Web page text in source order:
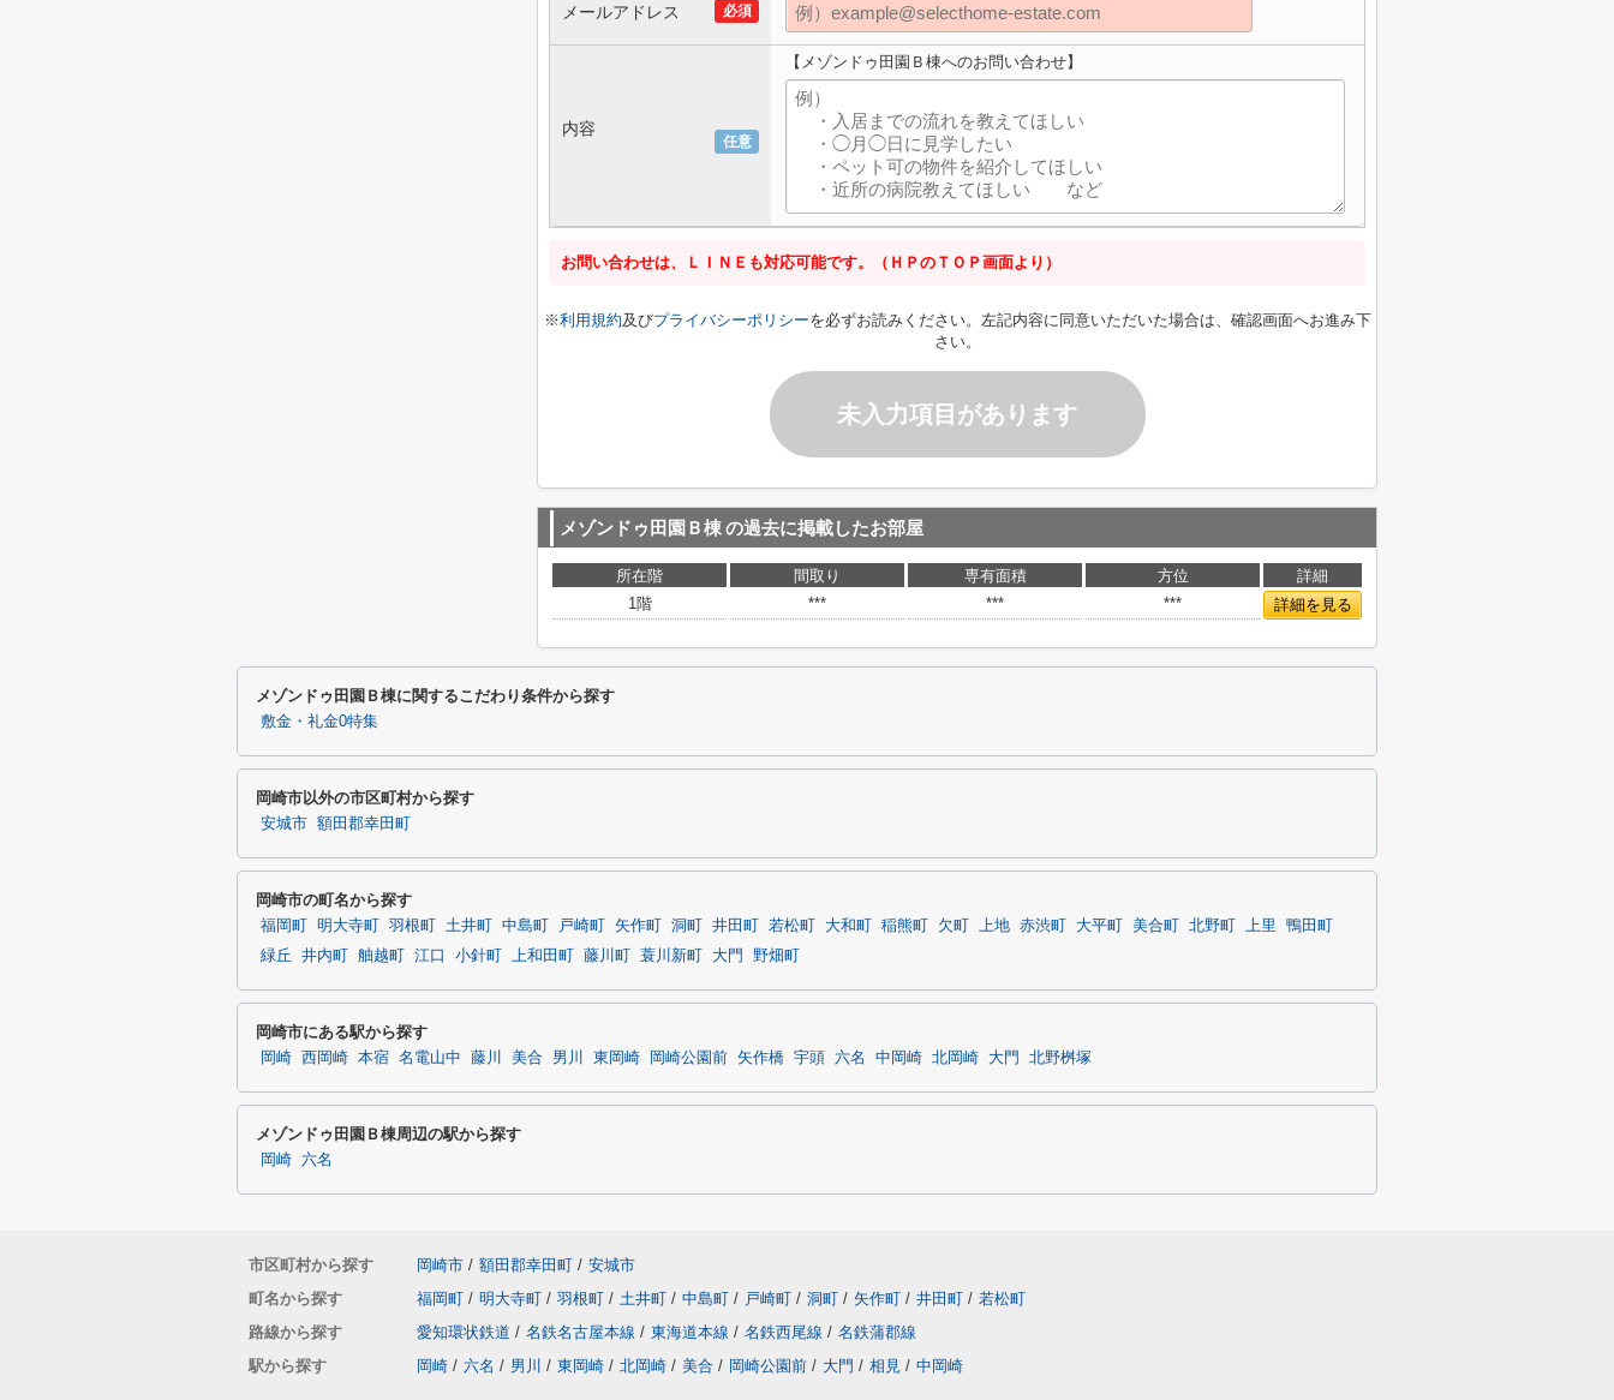
必須
メールアドレス
任意
内容
【メゾンドゥ田園Ｂ棟へのお問い合わせ】
お問い合わせは、ＬＩＮＥも対応可能です。（ＨＰのＴＯＰ画面より）
※利用規約及びプライバシーポリシーを必ずお読みください。左記内容に同意いただいた場合は、確認画面へお進み下
さい。
未入力項目があります
メゾンドゥ田園Ｂ棟の過去に掲載したお部屋
所在階 間取り 専有面積 方位
詳細
1階
*** *** *** 詳細を見る
メゾンドゥ田園Ｂ棟に関するこだわり条件から探す
敷金・礼金0特集
岡崎市以外の市区町村から探す
安城市 額田郡幸田町
岡崎市の町名から探す
福岡町 明大寺町 羽根町 土井町 中島町 戸崎町 矢作町 洞町 井田町 若松町 大和町 稲熊町 欠町 上地 赤渋町 大平町 美合町 北野町 上里
鴨田町
緑丘
井内町 舳越町 江口 小針町 上和田町 藤川町 蓑川新町 大門 野畑町
岡崎市にある駅から探す
岡崎 西岡崎 本宿 名電山中 藤川 美合 男川 東岡崎 岡崎公園前 矢作橋 宇頭 六名 中岡崎 北岡崎 大門 北野桝塚
メゾンドゥ田園Ｂ棟周辺の駅から探す
岡崎 六名
市区町村から探す 岡崎市 / 額田郡幸田町 / 安城市
町名から探す
福岡町 / 明大寺町 / 羽根町 / 土井町 / 中島町 / 戸崎町 / 洞町 / 矢作町 / 井田町 / 若松町
路線から探す
愛知環状鉄道 / 名鉄名古屋本線 / 東海道本線 / 名鉄西尾線 / 名鉄蒲郡線
駅から探す
岡崎 / 六名 / 男川 / 東岡崎 / 北岡崎 / 美合 / 岡崎公園前 / 大門 / 相見 / 中岡崎